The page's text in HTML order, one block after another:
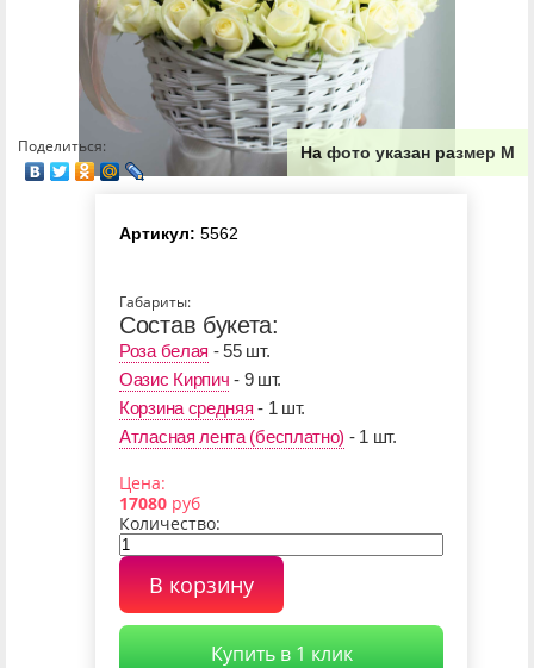
На фото указан размер М
Поделиться:
Цена:
17080 руб
Количество:
В корзину
Купить в 1 клик
Артикул: 5562
Габариты:
Состав букета:
Роза белая - 55 шт.
Оазис Кирпич - 9 шт.
Корзина средняя - 1 шт.
Атласная лента (бесплатно) - 1 шт.